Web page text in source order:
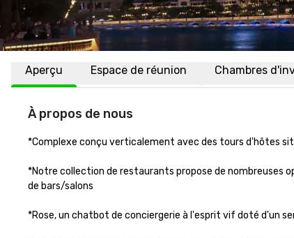
Aperçu Espace de réunion Chambres
À propos de nous
*Complexe conçu verticalement avec des tours d'hôtes
*Notre collection de restaurants propose de nombreuses
de bars/salons
*Rose, un chatbot de conciergerie à l'esprit vif doté d'un